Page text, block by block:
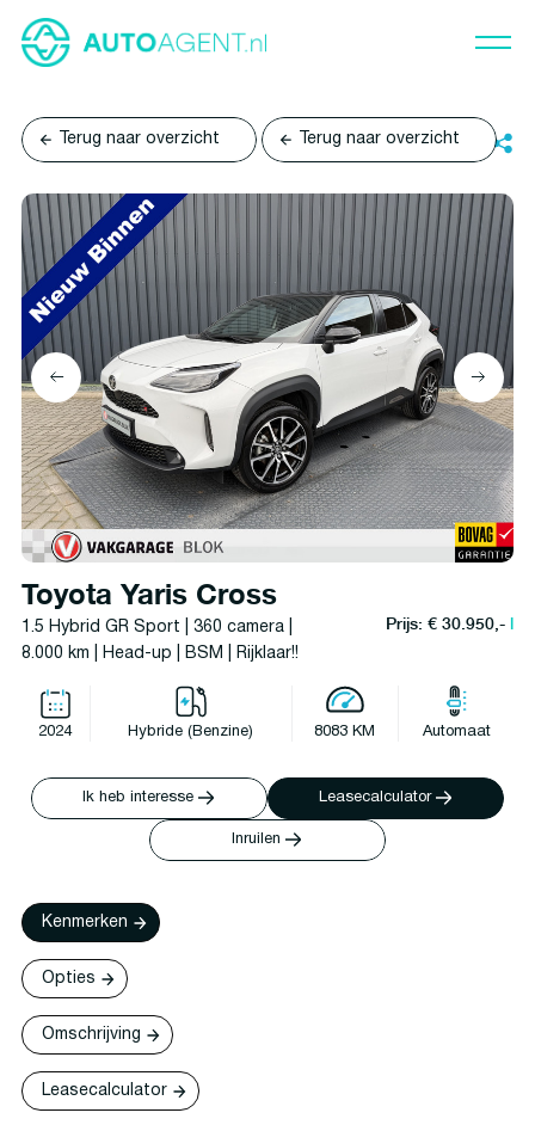
Terug naar overzicht Terug naar overzicht
Toyota Yaris Cross
1.5 Hybrid GR Sport | 360 camera |
8.000 km | Head-up | BSM | Rijklaar!!
Prijs: € 30.950,-l
2024 Hybride (Benzine) 8083 KM Automaat
Ik heb interesse Leasecalculator
Inruilen
Kenmerken
Opties
Omschrijving
Leasecalculator